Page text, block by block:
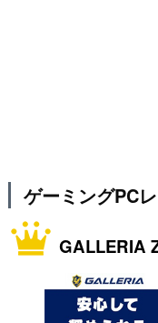
ゲーミングPC
GALLERIA